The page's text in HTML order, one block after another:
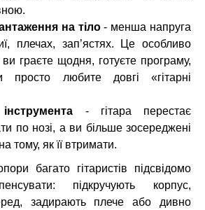
на тіло- менша напруга
плечах, зап’ястях. Це особливо
граєте щодня, готуєте програму,
просто любите довгі «гітарні
- гітара перестає
по нозі, а ви більше зосереджені
тому, як її втримати.
багато гітаристів підсвідомо
підкручують корпус,
задирають плече або дивно